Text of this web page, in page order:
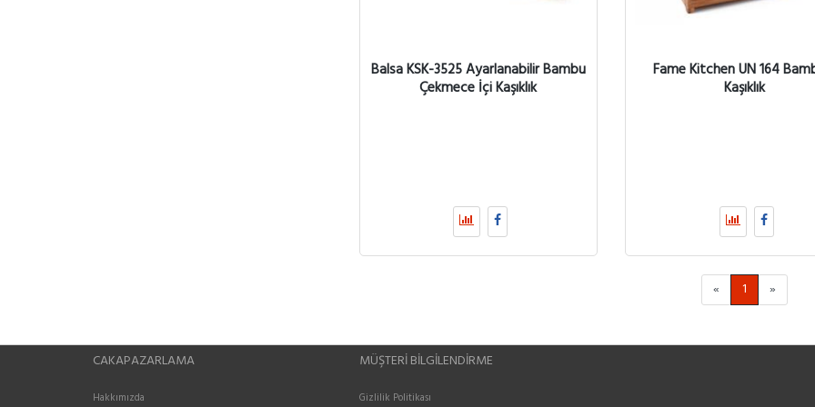
Balsa KSK-3525 Ayarlanabilir Bambu
Çekmece İçi Kaşıklık
Fame Kitchen UN 164
Kaşıklık
« 1 »
CAKAPAZARLAMA
Hakkımızda
MÜŞTERI BILGILENDIRME
Gizlilik Politikası